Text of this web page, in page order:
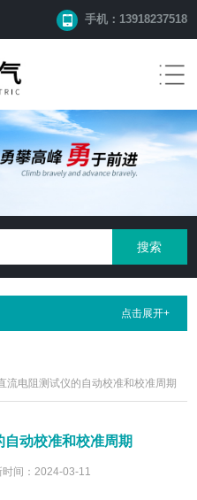
手机：13918237518
点击展开+
流电阻测试仪的自动校准和校准周期
动校准和校准周期
间：2024-03-11